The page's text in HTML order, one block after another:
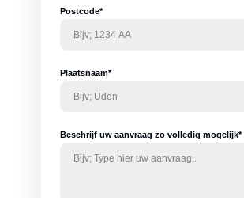
Postcode*
Plaatsnaam*
Beschrijf uw aanvraag zo volledig mogelijk*